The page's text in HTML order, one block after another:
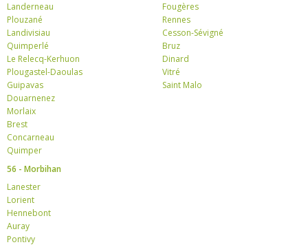
Landerneau
Plouzané
Landivisiau
Quimperlé
Le Relecq-Kerhuon
Plougastel-Daoulas
Guipavas
Douarnenez
Morlaix
Brest
Concarneau
Quimper
Fougères
Rennes
Cesson-Sévigné
Bruz
Dinard
Vitré
Saint Malo
56 - Morbihan
Lanester
Lorient
Hennebont
Auray
Pontivy